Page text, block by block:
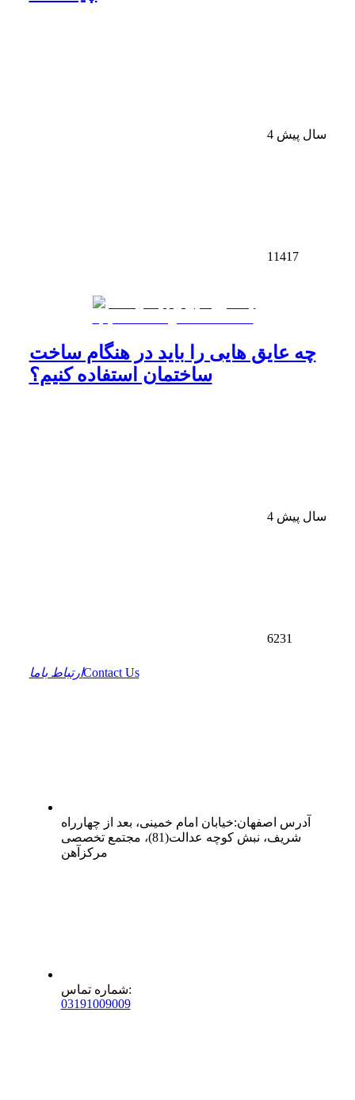
4 سال پیش
11417
چه عایق هایی را باید در هنگام ساخت
ساختمان استفاده کنیم؟
4 سال پیش
6231
ارتباط باماContact Us
آدرس اصفهان:خیابان امام خمینی، بعد از چهارراه
شریف، نبش کوچه عدالت(81)، مجتمع تخصصی
مرکزآهن
شماره تماس:
03191009009